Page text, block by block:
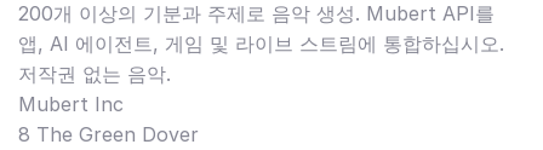
200개 이상의 기분과 주제로 음악 생성. Mubert API를
앱, AI 에이전트, 게임 및 라이브 스트림에 통합하십시오.
저작권 없는 음악.
Mubert Inc
8 The Green Dover